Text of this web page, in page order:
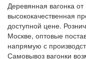
Деревянная вагонка
высококачественная
доступной цене.
Москве, оптовые
напрямую с
Самовывоз вагонки